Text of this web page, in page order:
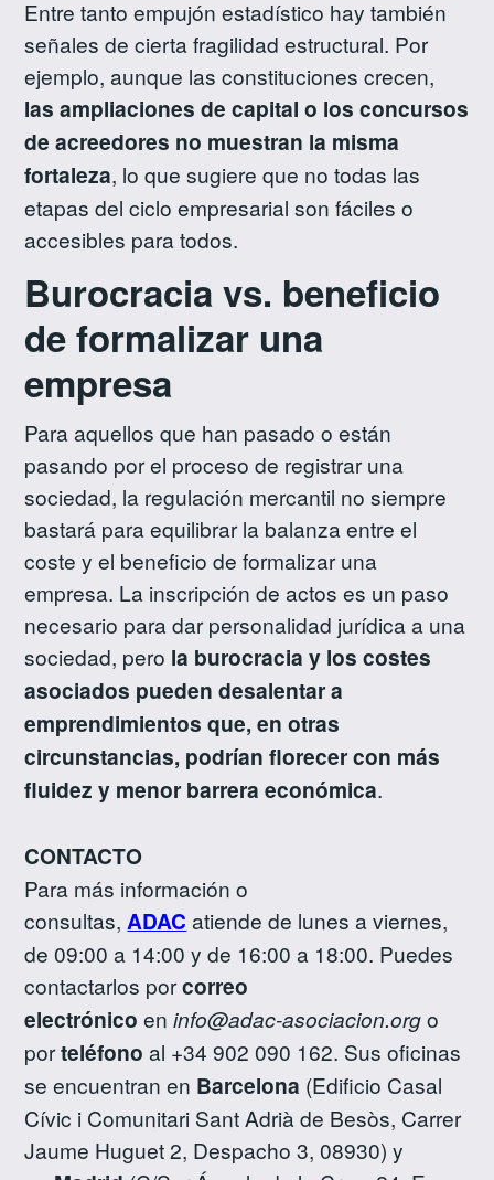
Entre tanto empujón estadístico hay también
señales de cierta fragilidad estructural. Por
ejemplo, aunque las constituciones crecen,
las ampliaciones de capital o los concursos
de acreedores no muestran la misma
fortaleza, lo que sugiere que no todas las
etapas del ciclo empresarial son fáciles o
accesibles para todos.
Burocracia vs. beneficio
de formalizar una
empresa
Para aquellos que han pasado o están
pasando por el proceso de registrar una
sociedad, la regulación mercantil no siempre
bastará para equilibrar la balanza entre el
coste y el beneficio de formalizar una
empresa. La inscripción de actos es un paso
necesario para dar personalidad jurídica a una
sociedad, pero la burocracia y los costes
asociados pueden desalentar a
emprendimientos que, en otras
circunstancias, podrían florecer con más
fluidez y menor barrera económica.
CONTACTO
Para más información o
consultas, ADAC atiende de lunes a viernes,
de 09:00 a 14:00 y de 16:00 a 18:00. Puedes
contactarlos porcorreo
electrónico eninfo@adac-asociacion.orgo
porteléfono al +34 902 090 162. Sus oficinas
se encuentran en Barcelona (Edificio Casal
Cívic i Comunitari Sant Adrià de Besòs, Carrer
Jaume Huguet 2, Despacho 3, 08930) y